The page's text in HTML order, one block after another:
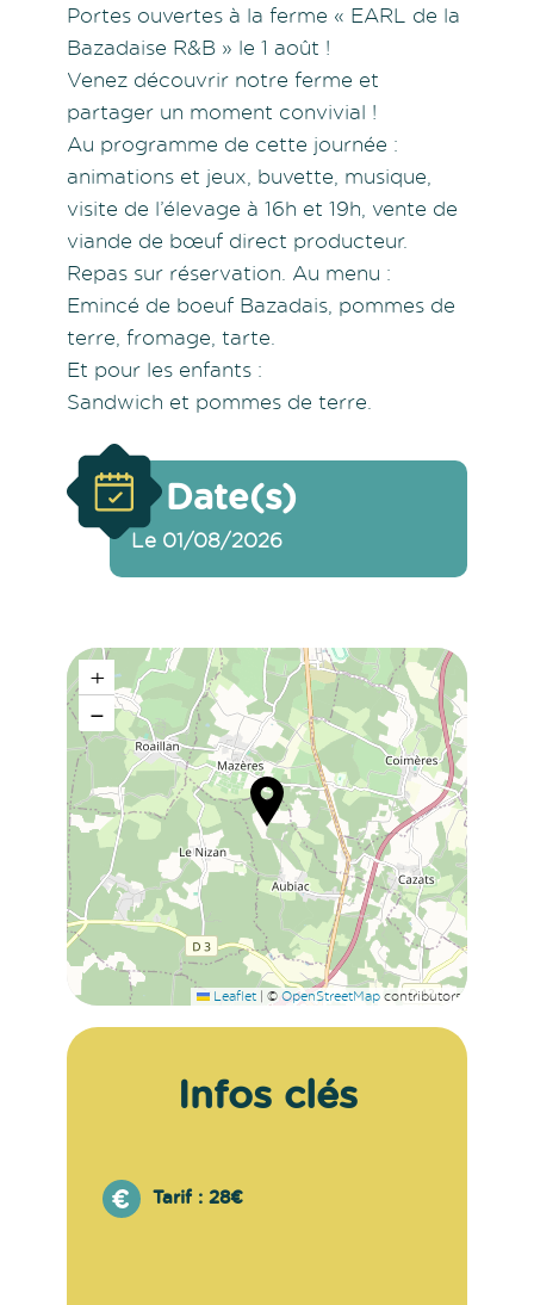
Portes ouvertes à la ferme « EARL de la
Bazadaise R&B » le 1 août !
Venez découvrir notre ferme et
partager un moment convivial !
Au programme de cette journée :
animations et jeux, buvette, musique,
visite de l’élevage à 16h et 19h, vente de
viande de bœuf direct producteur.
Repas sur réservation. Au menu :
Emincé de boeuf Bazadais, pommes de
terre, fromage, tarte.
Et pour les enfants :
Sandwich et pommes de terre.
Date(s)
Le 01/08/2026
+
−
Leaflet | © OpenStreetMap contributors
Infos clés
Tarif : 28€